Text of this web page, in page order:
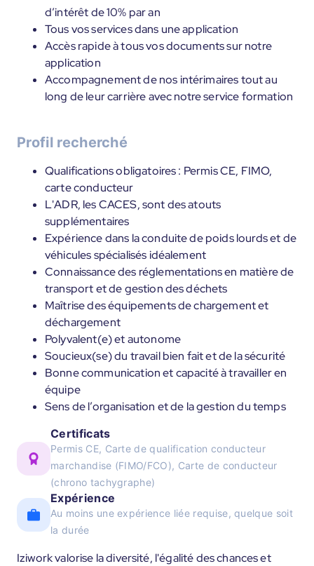
d’intérêt de 10% par an
Tous vos services dans une application
Accès rapide à tous vos documents sur notre
application
Accompagnement de nos intérimaires tout au
long de leur carrière avec notre service formation
Profil recherché
Qualifications obligatoires : Permis CE, FIMO,
carte conducteur
L'ADR, les CACES, sont des atouts
supplémentaires
Expérience dans la conduite de poids lourds et de
véhicules spécialisés idéalement
Connaissance des réglementations en matière de
transport et de gestion des déchets
Maîtrise des équipements de chargement et
déchargement
Polyvalent(e) et autonome
Soucieux(se) du travail bien fait et de la sécurité
Bonne communication et capacité à travailler en
équipe
Sens de l’organisation et de la gestion du temps
Certificats
Permis CE, Carte de qualification conducteur
marchandise (FIMO/FCO), Carte de conducteur
(chrono tachygraphe)
Expérience
Au moins une expérience liée requise, quelque soit
la durée
Iziwork valorise la diversité, l'égalité des chances et